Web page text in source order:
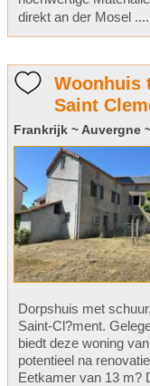
direkt an der Mosel
Woonhuis
Saint
Frankrijk ~ Auvergne
Dorpshuis met
Saint-Cl?ment.
biedt deze woning
potentieel na
Eetkamer van 13 m?